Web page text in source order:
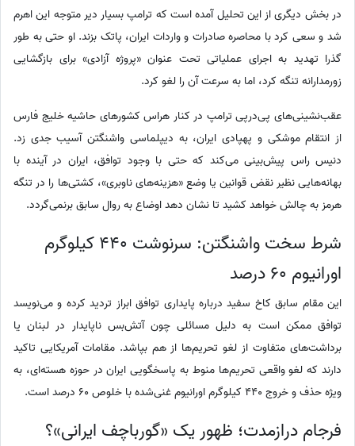
در بخش دیگری از این تحلیل آمده است که ترامپ بسیار دیر متوجه این اهرم
شد و سعی کرد با محاصره صادرات و واردات ایران، پاتک بزند. او حتی به طور
گذرا تهدید به اجرای عملیاتی تحت عنوان «پروژه آزادی» برای بازگشایی
زورمدارانه تنگه کرد، اما به سرعت آن را لغو کرد.
عقب‌نشینی‌های پی‌درپی ترامپ در کنار هراس کشورهای حاشیه خلیج فارس
از انتقام موشکی و پهپادی ایران، به دیپلماسی واشنگتن آسیب جدی زد.
دنیس راس پیش‌بینی می‌کند که حتی با وجود توافق، ایران در آینده با
بهانه‌هایی نظیر نقض قوانین یا وضع «هزینه‌های ناوبری»، کشتی‌ها را در تنگه
هرمز به چالش خواهد کشید تا نشان دهد اوضاع به روال سابق برنمی‌گردد.
شرط سخت واشنگتن: سرنوشت 440 کیلوگرم
اورانیوم 60 درصد
این مقام سابق کاخ سفید درباره پایداری توافق ابراز تردید کرده و می‌نویسد
توافق ممکن است به دلیل مسائلی چون آتش‌بس ناپایدار در لبنان یا
برداشت‌های متفاوت از لغو تحریم‌ها از هم بپاشد. مقامات آمریکایی تاکید
دارند که لغو واقعی تحریم‌ها منوط به پاسخگویی ایران در حوزه هسته‌ای، به
ویژه حذف و خروج 440 کیلوگرم اورانیوم غنی‌شده با خلوص 60 درصد است.
فرجام درازمدت؛ ظهور یک «گورباچف ایرانی»؟